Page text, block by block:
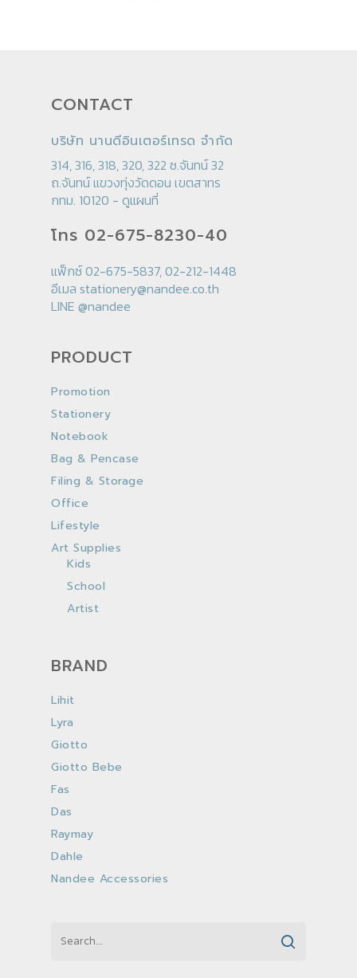
CONTACT
บริษัท นานดีอินเตอร์เทรด จำกัด
314, 316, 318, 320, 322 ซ.จันทน์ 32
ถ.จันทน์ แขวงทุ่งวัดดอน เขตสาทร
กทม. 10120 - ดูแผนที่
โทร 02-675-8230-40
แฟ็กซ์ 02-675-5837, 02-212-1448
อีเมล stationery@nandee.co.th
LINE @nandee
PRODUCT
Promotion
Stationery
Notebook
Bag & Pencase
Filing & Storage
Office
Lifestyle
Art Supplies
Kids
School
Artist
BRAND
Lihit
Lyra
Giotto
Giotto Bebe
Fas
Das
Raymay
Dahle
Nandee Accessories